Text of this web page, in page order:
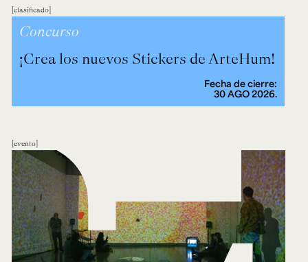
clasificado
Concurso
¡Crea los nuevos Stickers de ArteHum!
Fecha de cierre:
30 AGO 2026.
evento